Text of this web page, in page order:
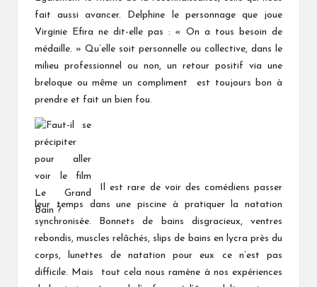
fait aussi avancer. Delphine le personnage que joue
Virginie Efira ne dit-elle pas : « On a tous besoin de
médaille. » Qu’elle soit personnelle ou collective, dans le
milieu professionnel ou non, un retour positif via une
breloque ou même un compliment est toujours bon à
prendre et fait un bien fou.
Il est rare de voir des comédiens passer
leur temps dans une piscine à pratiquer la natation
synchronisée. Bonnets de bains disgracieux, ventres
rebondis, muscles relâchés, slips de bains en lycra près du
corps, lunettes de natation pour eux ce n’est pas
difficile. Mais tout cela nous ramène à nos expériences